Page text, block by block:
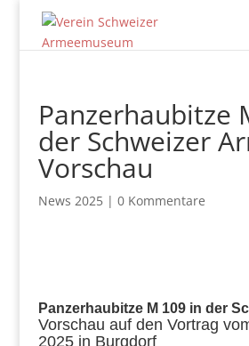
Panzerhaubitze
der Schweizer
Vorschau
News 2025| 0 Kommentare
Panzerhaubitze M 109 in der
Vorschau auf den Vortrag
2025 in Burgdorf